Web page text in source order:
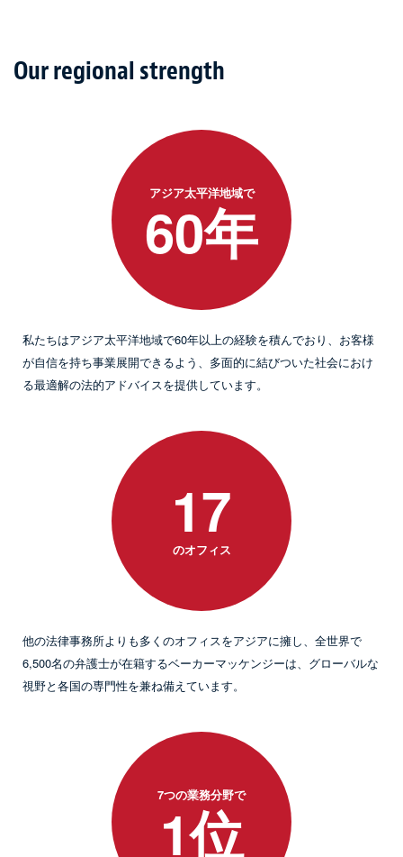
Our regional strength
アジア太平洋地域で
60年
私たちはアジア太平洋地域で60年以上の経験を積んでおり、お客様
が自信を持ち事業展開できるよう、多面的に結びついた社会におけ
る最適解の法的アドバイスを提供しています。
17
のオフィス
他の法律事務所よりも多くのオフィスをアジアに擁し、全世界で
6,500名の弁護士が在籍するベーカーマッケンジーは、グローバルな
視野と各国の専門性を兼ね備えています。
7つの業務分野で
1位